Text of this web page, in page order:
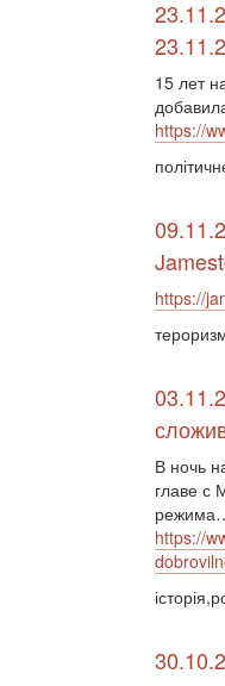
15 лет
https://
https://
В ночь
главе с
https://